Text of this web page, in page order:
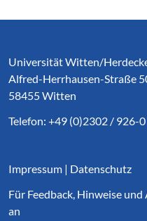
Universität Witten/
Alfred-Herrhausen-Straße
58455 Witten
Telefon: +49 (0)2302 / 926-
Impressum | Datenschutz
Für Feedback, Hinweise
an